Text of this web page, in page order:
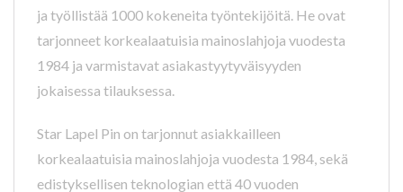
ja työllistää 1000 kokeneita työntekijöitä. He ovat
tarjonneet korkealaatuisia mainoslahjoja vuodesta
1984 ja varmistavat asiakastyytyväisyyden
jokaisessa tilauksessa.
Star Lapel Pin on tarjonnut asiakkailleen
korkealaatuisia mainoslahjoja vuodesta 1984, sekä
edistyksellisen teknologian että 40 vuoden